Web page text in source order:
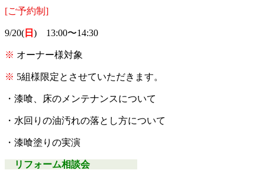
[ご予約制]
9/20( 日 ) 13:00〜14:30
※ オーナー様対象
※ 5組様限定とさせていただきます。
・漆喰、床のメンテナンスについて
・水回りの油汚れの落とし方について
・漆喰塗りの実演
リフォーム相談会